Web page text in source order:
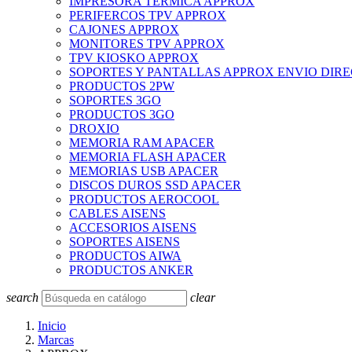
PERIFERCOS TPV APPROX
CAJONES APPROX
MONITORES TPV APPROX
TPV KIOSKO APPROX
SOPORTES Y PANTALLAS APPROX ENVIO
PRODUCTOS 2PW
SOPORTES 3GO
PRODUCTOS 3GO
DROXIO
MEMORIA RAM APACER
MEMORIA FLASH APACER
MEMORIAS USB APACER
DISCOS DUROS SSD APACER
PRODUCTOS AEROCOOL
CABLES AISENS
ACCESORIOS AISENS
SOPORTES AISENS
PRODUCTOS AIWA
PRODUCTOS ANKER
search clear
Inicio
Marcas